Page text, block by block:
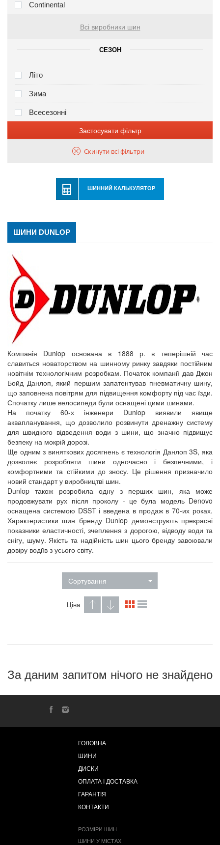
Continental
Всі виробники шин
СЕЗОН
Літо
Зима
Всесезонні
Застосувати фільтр
Скинути всі фільтри
ШИННИЙ КАЛЬКУЛЯТОР
ШИНИ DUNLOP
Компанія Dunlop основана в 1888 р. в теперішній час
славиться новаторством на шинному ринку завдяки постійним
новітнім технологічним розробкам. Початок компанії дав Джон
Бойд Данлоп, який першим запатентував пневматичну шину,
що заповнена повітрям для підвищення комфорту під час їзди.
Спочатку лише велосипеди були оснащені цими шинами.
На початку 60-х інженери Dunlop виявили явище
аквапланування, що дозволило розвинути дренажну систему
для швидкого відведення води з шини, що значно підвищує
безпеку на мокрій дорозі.
Ще одним з виняткових досягнень є технологія Данлоп 3S, яка
дозволяє розробляти шини одночасно і безпечними, і
комфортними та стійкими до зносу. Це рішення призначило
новий стандарт у виробництві шин.
Dunlop також розробила одну з перших шин, яка може
продовжувати рух після проколу - це була модель Denovo
оснащена системою DSST і введена в продаж в 70-их роках.
Характеристики шин бренду Dunlop демонструють прекрасні
показники еластичності, зчеплення з дорогою, відводу води та
снігу, шуму. Якість та надійність шин цього бренду завоювали
довіру водіїв з усього світу.
Сортування
Ціна
За даним запитом нічого не знайдено
ГОЛОВНА
ШИНИ
ДИСКИ
ОПЛАТА І ДОСТАВКА
ГАРАНТІЯ
КОНТАКТИ
РОЗМІРИ ШИН
ШИНИ У МІСТАХ